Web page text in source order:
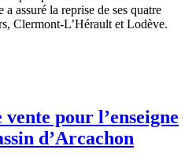
assuré la reprise de ses quatre
Clermont-L’Hérault et Lodève.
pour l’enseigne
d’Arcachon